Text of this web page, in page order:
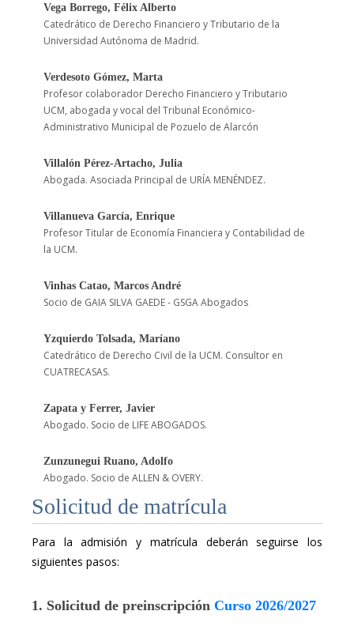
Vega Borrego, Félix Alberto
Catedrático de Derecho Financiero y Tributario de la
Universidad Autónoma de Madrid.
Verdesoto Gómez, Marta
Profesor colaborador Derecho Financiero y Tributario
UCM, abogada y vocal del Tribunal Económico-
Administrativo Municipal de Pozuelo de Alarcón
Villalón Pérez-Artacho, Julia
Abogada. Asociada Principal de URÍA MENÉNDEZ.
Villanueva García, Enrique
Profesor Titular de Economía Financiera y Contabilidad de
la UCM.
Vinhas Catao, Marcos André
Socio de GAIA SILVA GAEDE - GSGA Abogados
Yzquierdo Tolsada, Maríano
Catedrático de Derecho Civil de la UCM. Consultor en
CUATRECASAS.
Zapata y Ferrer, Javier
Abogado. Socio de LIFE ABOGADOS.
Zunzunegui Ruano, Adolfo
Abogado. Socio de ALLEN & OVERY.
Solicitud de matrícula
Para la admisión y matrícula deberán seguirse los
siguientes pasos:
1. Solicitud de preinscripción Curso 2026/2027